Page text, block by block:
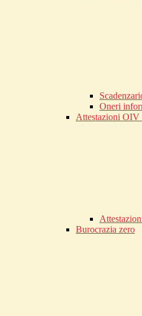
Oneri
Attestazioni OIV
Burocrazia zero